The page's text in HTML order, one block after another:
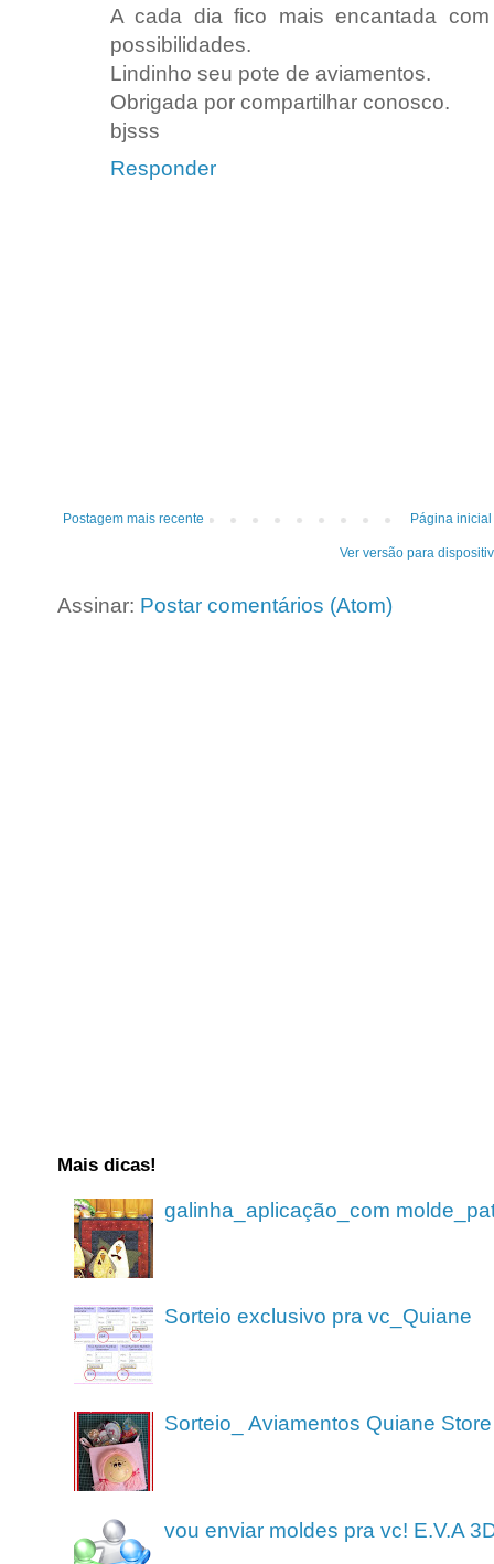
A cada dia fico mais encantada
possibilidades.
Lindinho seu pote de aviamentos.
Obrigada por compartilhar conosco.
bjsss
Responder
Postagem mais recente Página inicial
Ver versão para
Assinar: Postar comentários (Atom)
Mais dicas!
galinha_aplicação_com
Sorteio exclusivo pra vc_Quiane
Sorteio_ Aviamentos Quiane Store
vou enviar moldes pra vc! E.V.A